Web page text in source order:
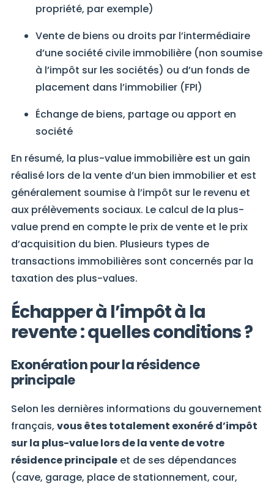
propriété, par exemple)
Vente de biens ou droits par l’intermédiaire
d’une société civile immobilière (non soumise
à l’impôt sur les sociétés) ou d’un fonds de
placement dans l’immobilier (FPI)
Échange de biens, partage ou apport en
société
En résumé, la plus-value immobilière est un gain
réalisé lors de la vente d’un bien immobilier et est
généralement soumise à l’impôt sur le revenu et
aux prélèvements sociaux. Le calcul de la plus-
value prend en compte le prix de vente et le prix
d’acquisition du bien. Plusieurs types de
transactions immobilières sont concernés par la
taxation des plus-values.
Échapper à l’impôt à la
revente : quelles conditions ?
Exonération pour la résidence
principale
Selon les dernières informations du gouvernement
français, vous êtes totalement exonéré d’impôt
sur la plus-value lors de la vente de votre
résidence principaleet de ses dépendances
(cave, garage, place de stationnement, cour,